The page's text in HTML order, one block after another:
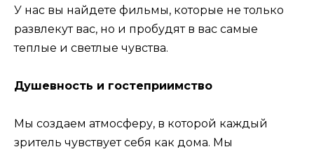
У нас вы найдете фильмы, которые не только
развлекут вас, но и пробудят в вас самые
теплые и светлые чувства.
Душевность и гостеприимство
Мы создаем атмосферу, в которой каждый
зритель чувствует себя как дома. Мы